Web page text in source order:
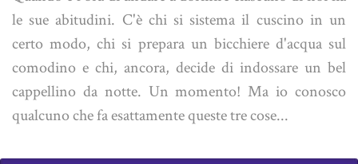
le sue abitudini. C'è chi si sistema il cuscino in un
certo modo, chi si prepara un bicchiere d'acqua sul
comodino e chi, ancora, decide di indossare un bel
cappellino da notte. Un momento! Ma io conosco
qualcuno che fa esattamente queste tre cose...